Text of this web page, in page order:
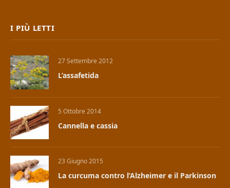
I PIÙ LETTI
27 Settembre 2012
L’assafetida
5 Ottobre 2014
Cannella e cassia
23 Giugno 2015
La curcuma contro l’Alzheimer e il Parkinson